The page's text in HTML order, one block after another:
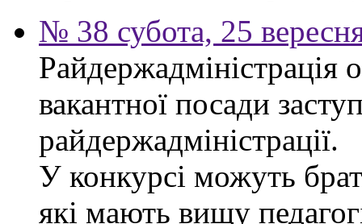
№ 38 субота, 25
Райдержадміністрація
вакантної посади
райдержадміністрації.
У конкурсі можуть
які мають вищу